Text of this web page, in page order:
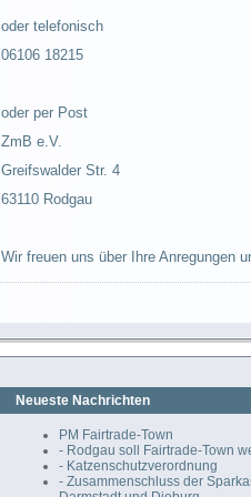
oder telefonisch
06106 18215
oder per Post
ZmB e.V.
Greifswalder Str. 4
63110 Rodgau
Wir freuen uns über Ihre Anregungen
Neueste Nachrichten
PM Fairtrade-Town
- Rodgau soll Fairtrade-Town
- Katzenschutzverordnung
- Zusammenschluss der